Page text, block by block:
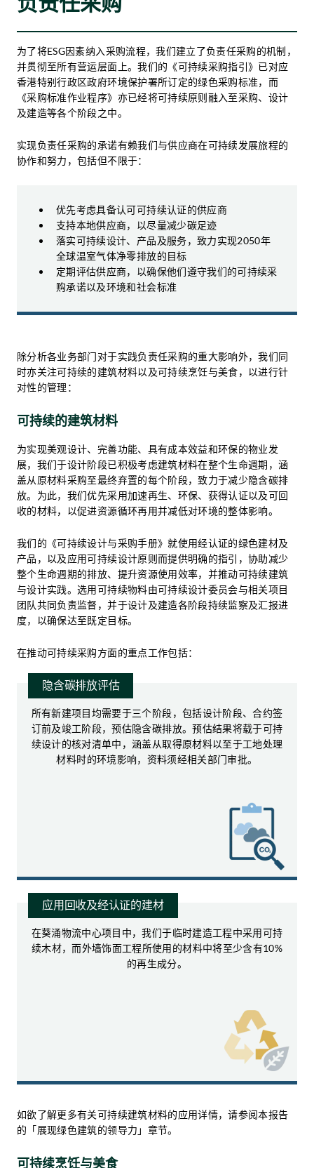
为了将ESG因素纳入采购流程，我们建立了负责任采购的机制，
并贯彻至所有营运层面上。我们的《可持续采购指引》已对应
香港特别行政区政府环境保护署所订定的绿色采购标准，而
《采购标准作业程序》亦已经将可持续原则融入至采购、设计
及建造等各个阶段之中。
实现负责任采购的承诺有赖我们与供应商在可持续发展旅程的
协作和努力，包括但不限于：
优先考虑具备认可可持续认证的供应商
支持本地供应商，以尽量减少碳足迹
落实可持续设计、产品及服务，致力实现2050年
全球温室气体净零排放的目标
定期评估供应商，以确保他们遵守我们的可持续采
购承诺以及环境和社会标准
除分析各业务部门对于实践负责任采购的重大影响外，我们同
时亦关注可持续的建筑材料以及可持续烹饪与美食，以进行针
对性的管理：
可持续的建筑材料
为实现美观设计、完善功能、具有成本效益和环保的物业发
展，我们于设计阶段已积极考虑建筑材料在整个生命週期，涵
盖从原材料采购至最终弃置的每个阶段，致力于减少隐含碳排
放。为此，我们优先采用加速再生、环保、获得认证以及可回
收的材料，以促进资源循环再用并减低对环境的整体影响。
我们的《可持续设计与采购手册》就使用经认证的绿色建材及
产品，以及应用可持续设计原则而提供明确的指引，协助减少
整个生命週期的排放、提升资源使用效率，并推动可持续建筑
与设计实践。选用可持续物料由可持续设计委员会与相关项目
团队共同负责监督，并于设计及建造各阶段持续监察及汇报进
度，以确保达至既定目标。
在推动可持续采购方面的重点工作包括：
所有新建项目均需要于三个阶段，包括设计阶段、合约签
订前及竣工阶段，预估隐含碳排放。预估结果将载于可持
续设计的核对清单中，涵盖从取得原材料以至于工地处理
材料时的环境影响，资料须经相关部门审批。
隐含碳排放评估
在葵涌物流中心项目中，我们于临时建造工程中采用可持
续木材，而外墙饰面工程所使用的材料中将至少含有10%
的再生成分。
应用回收及经认证的建材
如欲了解更多有关可持续建筑材料的应用详情，请参阅本报告
的「展现绿色建筑的领导力」章节。
可持续烹饪与美食